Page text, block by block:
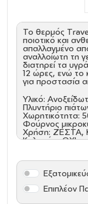
Το θερμός
ποιοτικό και
απαλλαγμένο
αναλλοίωτη τη
διατηρεί τα
12 ώρες, ενώ το
για προστασία
Υλικό:
Πλυντήριο
Χωρητικότητα:
Φούρνος
Χρήση: ΖΕΣΤΑ,
Καλαμάκι: ΟΧΙ
Επιπλέον